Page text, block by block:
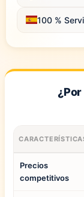
100 %
Precios
competitivos